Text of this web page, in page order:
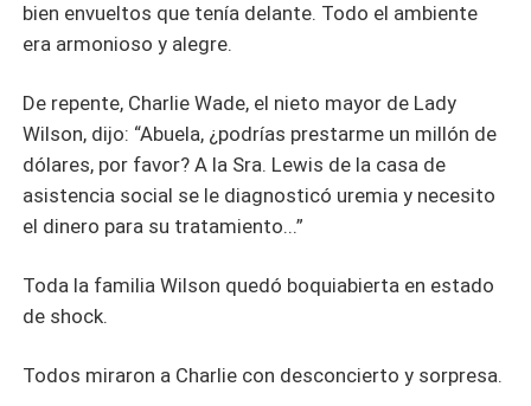
bien envueltos que tenía delante. Todo el ambiente
era armonioso y alegre.
De repente, Charlie Wade, el nieto mayor de Lady
Wilson, dijo: “Abuela, ¿podrías prestarme un millón de
dólares, por favor? A la Sra. Lewis de la casa de
asistencia social se le diagnosticó uremia y necesito
el dinero para su tratamiento...”
Toda la familia Wilson quedó boquiabierta en estado
de shock.
Todos miraron a Charlie con desconcierto y sorpresa.